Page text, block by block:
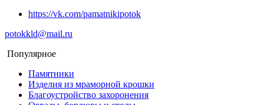
https://vk.com/pamatnikipotok
potokkld@mail.ru
Популярное
Памятники
Изделия из мраморной крошки
Благоустройство захоронения